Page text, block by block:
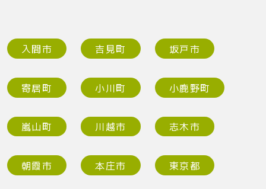
入間市 吉見町 坂戸市
寄居町 小川町 小鹿野町
嵐山町 川越市 志木市
朝霞市 本庄市 東京都